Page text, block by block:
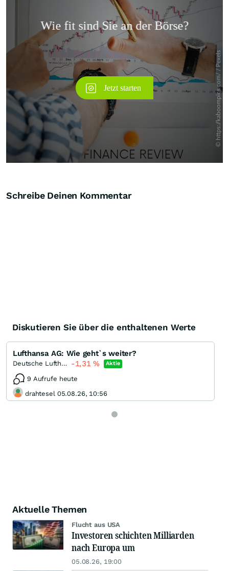
Überspringen
Schreibe Deinen Kommentar
Diskutieren Sie über die enthaltenen Werte
Lufthansa AG: Wie geht`s weiter?
Deutsche Lufthansa -1,31% Aktie
9 Aufrufe heute
drahtesel 05.08.26, 10:56
Aktuelle Themen
Flucht aus USA
Investoren schichten Milliarden
nach Europa um
05.08.26, 19:00